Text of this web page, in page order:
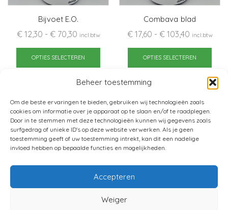
Beheer toestemming
Om de beste ervaringen te bieden, gebruiken wij technologieën zoals
cookies om informatie over je apparaat op te slaan en/of te raadplegen.
Door in te stemmen met deze technologieën kunnen wij gegevens zoals
surfgedrag of unieke ID's op deze website verwerken. Als je geen
toestemming geeft of uw toestemming intrekt, kan dit een nadelige
invloed hebben op bepaalde functies en mogelijkheden.
Accepteren
Weiger
Bijvoet E.O.
€12,30 - €70,30Prijsklasse:
€ 12,30
tot
€ 70,30
incl.btw
OPTIES SELECTEREN
Dit
heeft
meerdere
Deze
optie
kan
gekozen
op
de
Combava blad
€17,60 - €103,40
€ 17,60
tot
€ 103,40
incl.btw
OPTIES SELECTEREN
Dit
op
Verkoopsvoorwaarden